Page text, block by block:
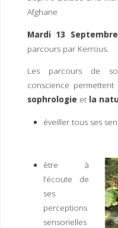
Afghane
Mardi 13
parcours par Kerrous.
Les parcours de
conscience
sophrologie et la
éveiller
être à
l’écoute de
ses
perceptions
sensorielles